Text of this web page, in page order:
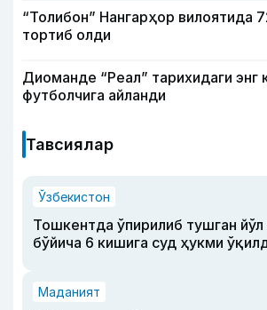
“Толибон” Нангарҳор вилоятида
тортиб олди
Диоманде “Реал” тарихидаги энг
футболчига айланди
Тавсиялар
Ўзбекистон
Тошкентда ўпирилиб тушган
бўйича 6 кишига суд ҳукми
Маданият